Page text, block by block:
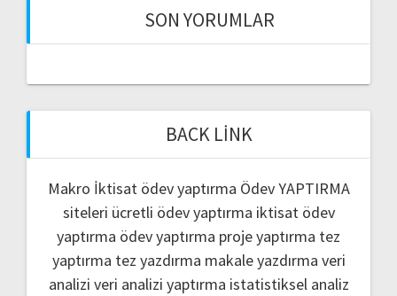
SON YORUMLAR
BACK LINK
Makro İktisat ödev yaptırma Ödev YAPTIRMA
siteleri ücretli ödev yaptırma iktisat ödev
yaptırma ödev yaptırma proje yaptırma tez
yaptırma tez yazdırma makale yazdırma veri
analizi veri analizi yaptırma istatistiksel analiz